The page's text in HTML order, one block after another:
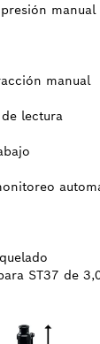
manual
manual
lectura
ST37 de